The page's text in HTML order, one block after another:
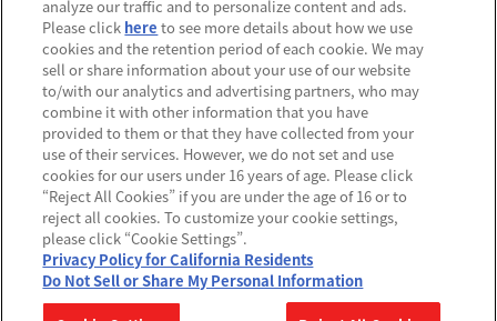
利用規約
Do Not Sell or Share My Personal
Information
アレルギー情報
©BANDAI
analyze our traffic and to personalize content and ads.
Please click here to see more details about how we use
cookies and the retention period of each cookie. We may
sell or share information about your use of our website
to/with our analytics and advertising partners, who may
combine it with other information that you have
provided to them or that they have collected from your
use of their services. However, we do not set and use
cookies for our users under 16 years of age. Please click
“Reject All Cookies” if you are under the age of 16 or to
reject all cookies. To customize your cookie settings,
please click “Cookie Settings”.
Privacy Policy for California Residents
Do Not Sell or Share My Personal Information